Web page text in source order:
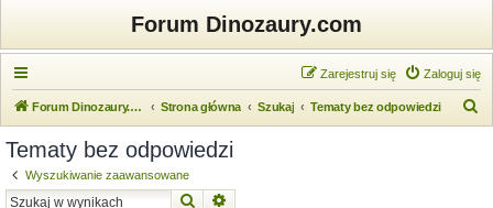
Forum Dinozaury.com
Zaloguj się
Zarejestruj się
Forum Dinozaury.com Strona główna Szukaj Tematy bez odpowiedzi
Tematy bez odpowiedzi
Wyszukiwanie zaawansowane
Szukaj